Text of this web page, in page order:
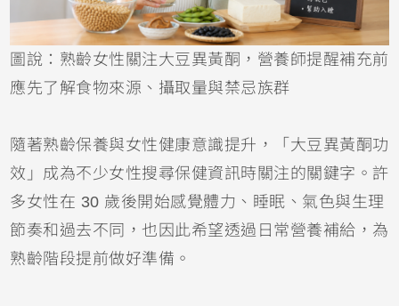
圖說：熟齡女性關注大豆異黃酮，營養師提醒補充前
應先了解食物來源、攝取量與禁忌族群
隨著熟齡保養與女性健康意識提升，「大豆異黃酮功
效」成為不少女性搜尋保健資訊時關注的關鍵字。許
多女性在 30 歲後開始感覺體力、睡眠、氣色與生理
節奏和過去不同，也因此希望透過日常營養補給，為
熟齡階段提前做好準備。